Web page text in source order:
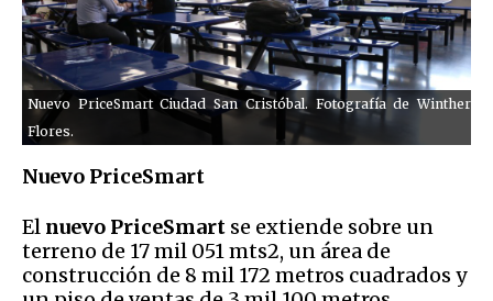
Nuevo PriceSmart Ciudad San Cristóbal. Fotografía de Winther
Flores.
Nuevo PriceSmart
El nuevo PriceSmart se extiende sobre un
terreno de 17 mil 051 mts2, un área de
construcción de 8 mil 172 metros cuadrados y